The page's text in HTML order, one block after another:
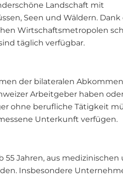
Landschaft mit
Seen und Wäldern.
Wirtschaftsmetropolen
täglich verfügbar.
der bilateralen
Arbeitgeber haben
ohne berufliche Tätigkeit
Unterkunft verfügen.
Jahren, aus medizinischen
Insbesondere